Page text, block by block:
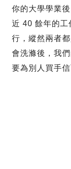
你的大學學業
近 40 餘年的工
行，縱然兩者
會洗滌後，我
要為別人買手信